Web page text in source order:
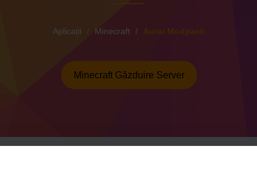
Aplicații Minecraft Aurai Modpack
Minecraft Găzduire Server